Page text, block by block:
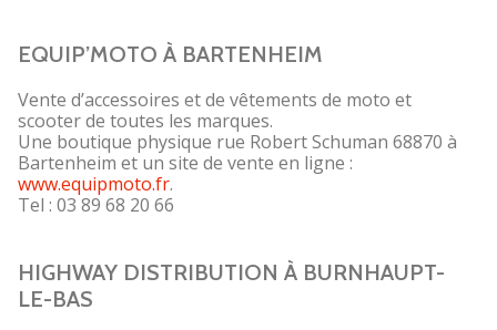
EQUIP’MOTO À BARTENHEIM
Vente d’accessoires et de vêtements de moto et
scooter de toutes les marques.
Une boutique physique rue Robert Schuman 68870 à
Bartenheim et un site de vente en ligne :
www.equipmoto.fr.
Tel : 03 89 68 20 66
HIGHWAY DISTRIBUTION À BURNHAUPT-
LE-BAS